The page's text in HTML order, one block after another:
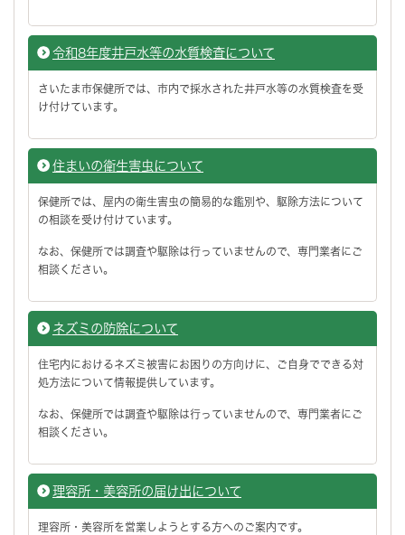
令和8年度井戸水等の水質検査について
さいたま市保健所では、市内で採水された井戸水等の水質検査を受
け付けています。
住まいの衛生害虫について
保健所では、屋内の衛生害虫の簡易的な鑑別や、駆除方法について
の相談を受け付けています。
なお、保健所では調査や駆除は行っていませんので、専門業者にご
相談ください。
ネズミの防除について
住宅内におけるネズミ被害にお困りの方向けに、ご自身でできる対
処方法について情報提供しています。
なお、保健所では調査や駆除は行っていませんので、専門業者にご
相談ください。
理容所・美容所の届け出について
理容所・美容所を営業しようとする方へのご案内です。